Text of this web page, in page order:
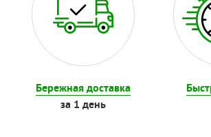
Бережная доставка
за 1 день